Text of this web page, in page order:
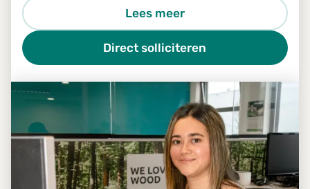
Lees meer
Direct solliciteren